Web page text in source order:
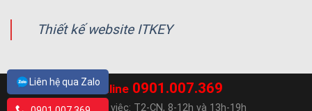
Thiết kế website ITKEY
Hotline 0901.007.369
Ngày làm việc: T2-CN, 8-12h và 13h-19h
Liên hệ qua Zalo